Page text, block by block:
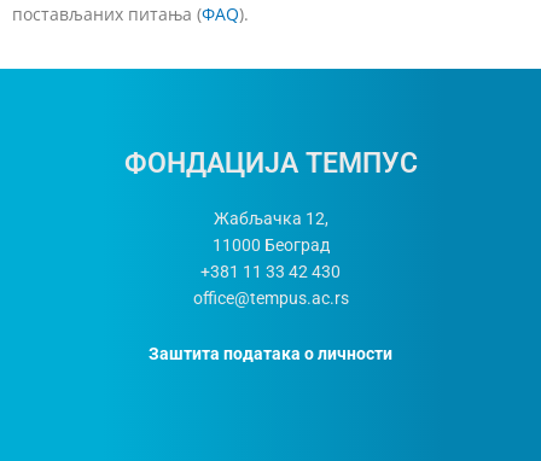
постављаних питања (ФАQ).
ФОНДАЦИЈА ТЕМПУС
Жабљачка 12,
11000 Београд
+381 11 33 42 430
office@tempus.ac.rs
Заштита података о личности